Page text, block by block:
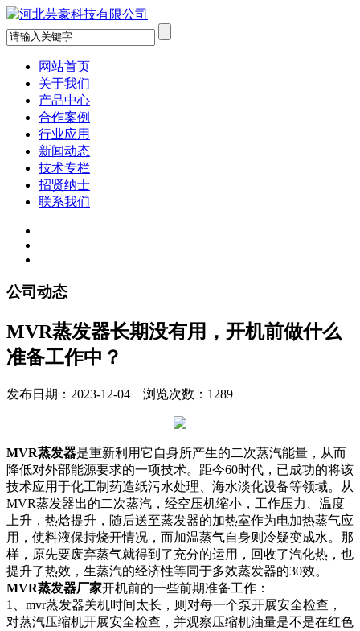
网站首页
关于我们
产品中心
合作案例
行业应用
新闻动态
技术专栏
招贤纳士
联系我们
公司动态
MVR蒸发器长期没有用，开机前做什么
准备工作中？
发布日期：2023-12-04 浏览次数：1289
MVR蒸发器是重新利用它自身所产生的二次蒸汽能量，从而
降低对外部能源要求的一项技术。距今60时代，已成功的将该
技术应用于化工制药造纸污水处理、海水淡化设备等领域。从
MVR蒸发器出的二次蒸汽，经空压机缩小，工作压力、温度
上升，热焓提升，随后送至蒸发器的加热室作为电加热蒸气应
用，使料液保持烧开情况，而加温蒸气自身则冷疑变成水。那
样，原先要废弃蒸气就得到了充分的运用，回收了汽化热，也
提升了热效，生蒸汽的经济性等同于多效蒸发器的30效。
MVR蒸发器厂家开机前的一些前期准备工作：
1、mvr蒸发器关机时间太长，则对每一个泵开展安全检查，
对蒸汽压缩机开展安全检查，并观察压缩机油量是不是在红色